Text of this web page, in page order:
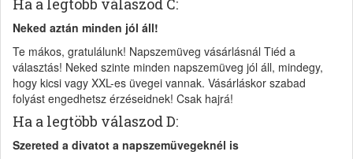
Ha a legtöbb válaszod C:
Neked aztán minden jól áll!
Te mákos, gratulálunk! Napszemüveg vásárlásnál Tiéd a
választás! Neked szinte minden napszemüveg jól áll, mindegy,
hogy kicsi vagy XXL-es üvegei vannak. Vásárláskor szabad
folyást engedhetsz érzéseidnek! Csak hajrá!
Ha a legtöbb válaszod D:
Szereted a divatot a napszemüvegeknél is